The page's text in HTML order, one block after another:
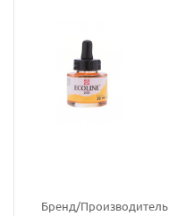
Бренд/Производитель